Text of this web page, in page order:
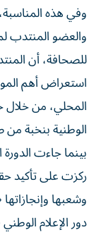
وفي هذه
والعضو المنتدب
للصحافة، أن
استعراض أهم
المحلي، من خلال
الوطنية بنخبة
بينما جاءت
ركزت على تأكيد
وشعبها
دور الإعلام